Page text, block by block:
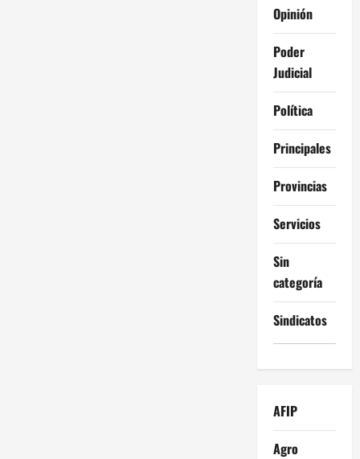
Opinión
Poder
Judicial
Política
Principales
Provincias
Servicios
Sin
categoría
Sindicatos
AFIP
Agro